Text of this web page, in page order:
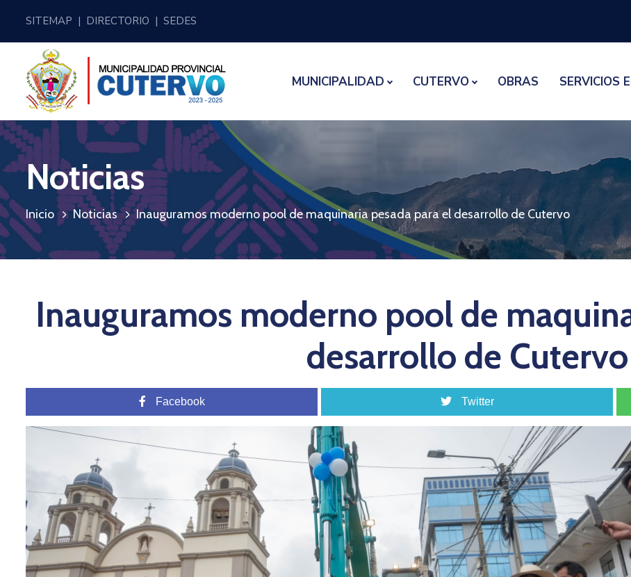
SITEMAP | DIRECTORIO | SEDES
MUNICIPALIDAD CUTERVO OBRAS SERVICIOS
Noticias
Inicio Noticias Inauguramos moderno pool de maquinaria pesada para el desarrollo de Cutervo
Inauguramos moderno pool de
desarrollo de Cutervo
Facebook Twitter